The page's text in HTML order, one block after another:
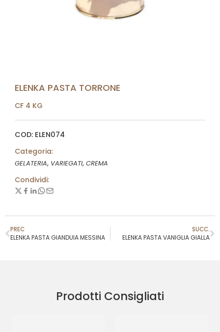
ELENKA PASTA TORRONE
CF 4 KG
COD: ELEN074
Categoria:
GELATERIA, VARIEGATI, CREMA
Condividi:
PREC
ELENKA PASTA GIANDUIA MESSINA
SUCC.
ELENKA PASTA VANIGLIA GIALLA
Prodotti Consigliati